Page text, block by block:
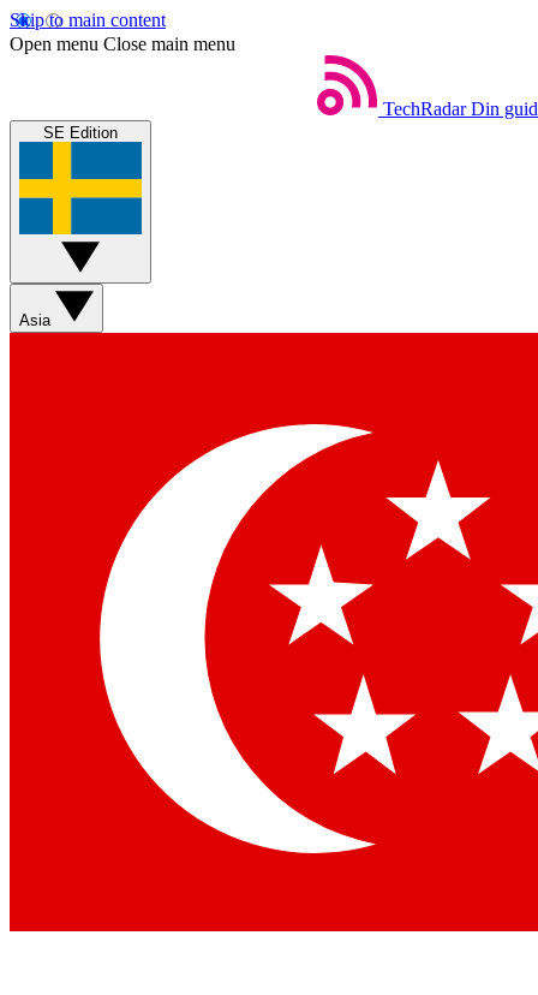
Skip to main content
Open menu Close main menu
TechRadar Din
SE Edition
Asia